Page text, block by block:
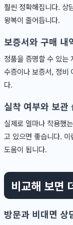
훨씬 정확해집니다. 상
왕복이 줄어듭니다.
보증서와 구매 내
정품을 증명할 수 있는
수증이나 보증서, 정비
다.
실착 여부와 보관
실제로 얼마나 착용했
고 있으면 좋습니다.
도움이 됩니다.
비교해 보면
방문과 비대면 상